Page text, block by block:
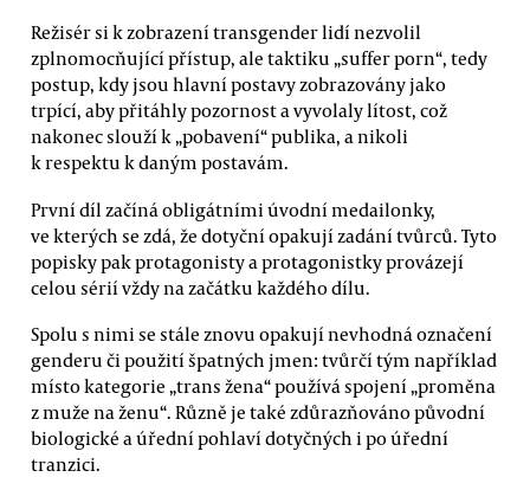
Režisér si k zobrazení transgender lidí nezvolil
zplnomocňující přístup, ale taktiku „suffer porn“, tedy
postup, kdy jsou hlavní postavy zobrazovány jako
trpící, aby přitáhly pozornost a vyvolaly lítost, což
nakonec slouží k „pobavení“ publika, a nikoli
k respektu k daným postavám.
První díl začíná obligátními úvodní medailonky,
ve kterých se zdá, že dotyční opakují zadání tvůrců. Tyto
popisky pak protagonisty a protagonistky provázejí
celou sérií vždy na začátku každého dílu.
Spolu s nimi se stále znovu opakují nevhodná označení
genderu či použití špatných jmen: tvůrčí tým například
místo kategorie „trans žena“ používá spojení „proměna
z muže na ženu“. Různě je také zdůrazňováno původní
biologické a úřední pohlaví dotyčných i po úřední
tranzici.